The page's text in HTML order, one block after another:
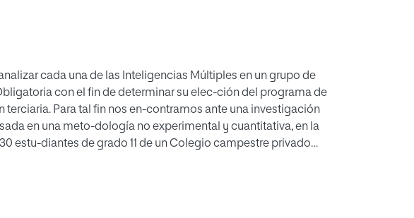
cada una de las Inteligencias Múltiples en un grupo de
con el fin de determinar su elec-ción del programa de
terciaria. Para tal fin nos en-contramos ante una investigación
en una meto-dología no experimental y cuantitativa, en la
estu-diantes de grado 11 de un Colegio campestre privado
con Orientación Vocacional. Los resultados obtenidos en
requieren apoyo a la hora de decidir la elección de
la lingüística, lógico matemática, Interpersonal,